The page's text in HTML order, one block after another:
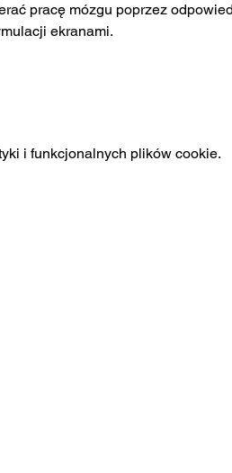
pracę mózgu poprzez
ekranami.
i funkcjonalnych plików cookie.